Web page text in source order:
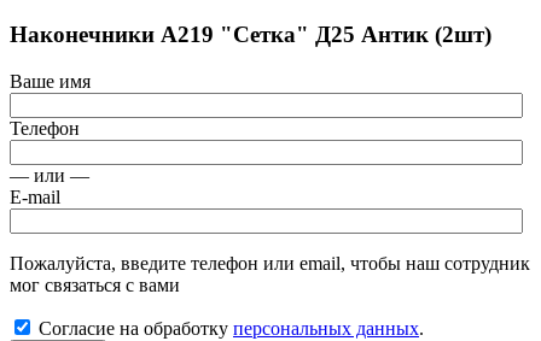
Наконечники А219 "Сетка" Д25 Антик (2шт)
Ваше имя
Телефон
— или —
E-mail
Пожалуйста, введите телефон или email, чтобы наш сотрудник
мог связаться с вами
Согласие на обработку персональных данных.